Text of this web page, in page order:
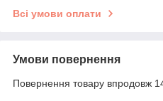
Всі умови оплати
Умови повернення
Повернення товару впродовж